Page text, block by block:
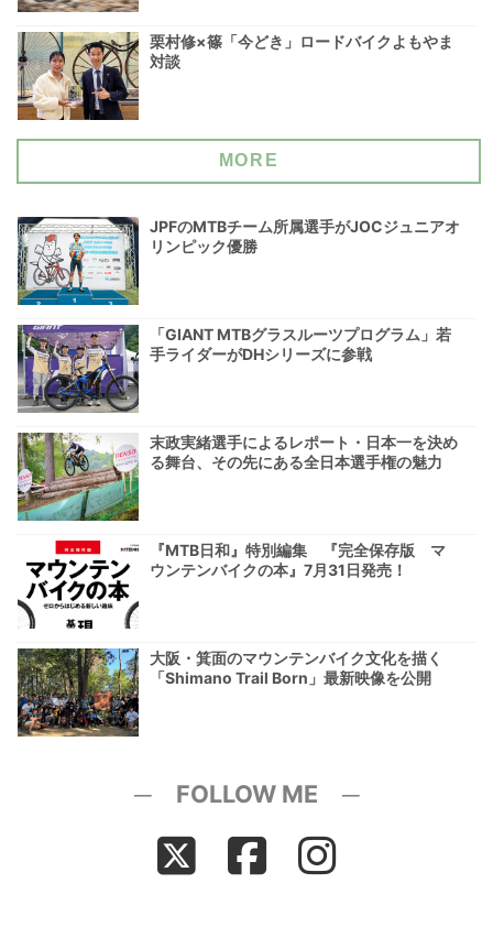
栗村修×篠「今どき」ロードバイクよもやま
対談
MORE
JPFのMTBチーム所属選手がJOCジュニアオ
リンピック優勝
「GIANT MTBグラスルーツプログラム」若
手ライダーがDHシリーズに参戦
末政実緒選手によるレポート・日本一を決め
る舞台、その先にある全日本選手権の魅力
『MTB日和』特別編集 『完全保存版 マ
ウンテンバイクの本』7月31日発売！
大阪・箕面のマウンテンバイク文化を描く
「Shimano Trail Born」最新映像を公開
─ FOLLOW ME ─